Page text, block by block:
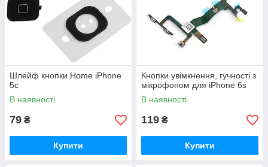
Шлейф кнопки Home iPhone
5c
В наявності
79 ₴
Купити
Кнопки увімкнення, гучності з
мікрофоном для iPhone 6s
В наявності
119 ₴
Купити